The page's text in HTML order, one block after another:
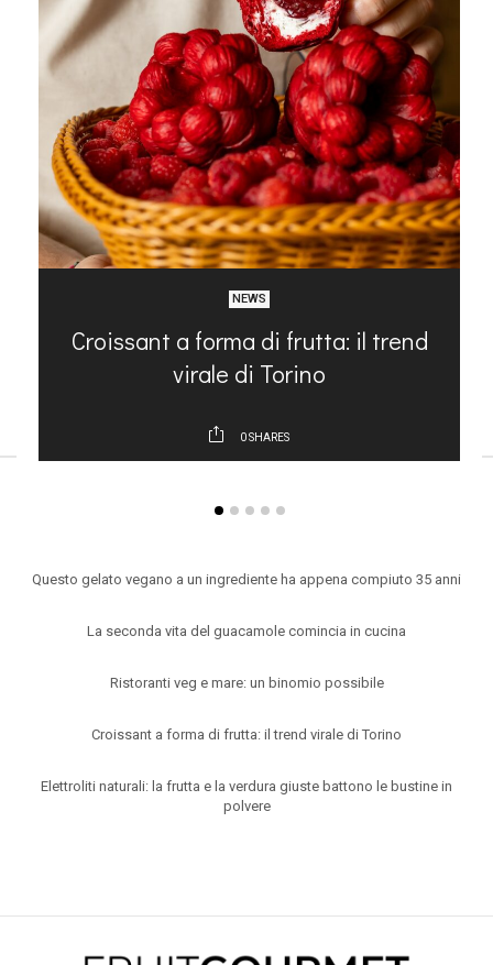
NEWS
Croissant a forma di frutta: il trend
virale di Torino
0SHARES
Questo gelato vegano a un ingrediente ha appena compiuto 35 anni
La seconda vita del guacamole comincia in cucina
Ristoranti veg e mare: un binomio possibile
Croissant a forma di frutta: il trend virale di Torino
Elettroliti naturali: la frutta e la verdura giuste battono le bustine in
polvere